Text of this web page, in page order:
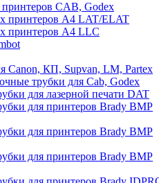
CAB, Godex
принтеров А4 LAT/ELAT
принтеров А4 LLC
Canon, КП, Supvan, LM, Partex
трубки для Cab, Godex
для лазерной печати DAT
для принтеров Brady BMP
для принтеров Brady BMP
для принтеров Brady BMP